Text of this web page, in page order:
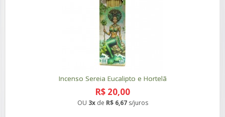
Incenso Sereia Eucalipto e Hortelã
R$ 20,00
OU 3xde R$ 6,67s/juros